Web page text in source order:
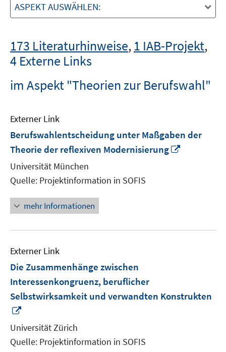
ASPEKT AUSWÄHLEN:
173 Literaturhinweise, 1 IAB-Projekt,
4 Externe Links
im Aspekt "Theorien zur Berufswahl"
Externer Link
Berufswahlentscheidung unter Maßgaben der
Theorie der reflexiven Modernisierung
Universität München
Quelle: Projektinformation in SOFIS
mehr Informationen
Externer Link
Die Zusammenhänge zwischen
Interessenkongruenz, beruflicher
Selbstwirksamkeit und verwandten Konstrukten
neuem
Fenster
öffnen
Universität Zürich
Quelle: Projektinformation in SOFIS